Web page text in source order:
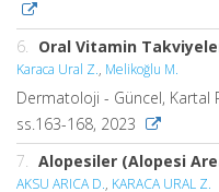
6. Oral Vitamin
Karaca Ural Z., Melikoğlu M.
Dermatoloji - Güncel, Kartal
ss.163-168, 2023
7. Alopesiler (Alopesi
AKSU ARICA D., KARACA URAL Z.